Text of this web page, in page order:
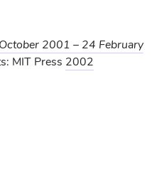
2001 – 24 February
MIT Press 2002